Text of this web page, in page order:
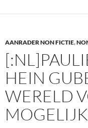
AANRADER NON FICTIE,
HEIN
WERELD